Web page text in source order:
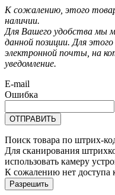
К сожалению, этого
наличии.
Для Вашего удобства мы
данной позиции. Для
электронной почты, на
уведомление.
E-mail
Ошибка
ОТПРАВИТЬ
Поиск товара по штрих-
Для сканирования
использовать камеру
К сожалению нет доступа
Разрешить